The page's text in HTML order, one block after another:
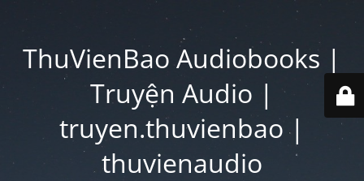
ThuVienBao Audiobooks |
Truyện Audio |
truyen.thuvienbao |
thuvienaudio